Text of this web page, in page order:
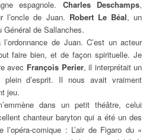
espagnole. Charles Deschamps,
l’oncle de Juan. Robert Le Béal, un
Général de Sallanches.
l’ordonnance de Juan. C’est un acteur
faire bien, et de façon spirituelle. Je
avec François Perier, il interprétait un
plein d’esprit. Il nous avait vraiment
jeu.
dans un petit théâtre, celui
chanteur baryton qui a été un des
comique : L’air de Figaro du «